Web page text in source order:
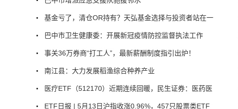
基金亏了，清仓OR持有？天弘基金选择与投资者站在一
巴中市卫生健康委：开展新冠疫情防控监督执法工作
事关36万券商“打工人”，最新薪酬制度指引出炉！
南江县：大力发展稻渔综合种养产业
医疗ETF（512170）近期连续回暖，民生证券：医药医
ETF日报 | 5月13日沪指收涨0.96%，457只股票类ETF